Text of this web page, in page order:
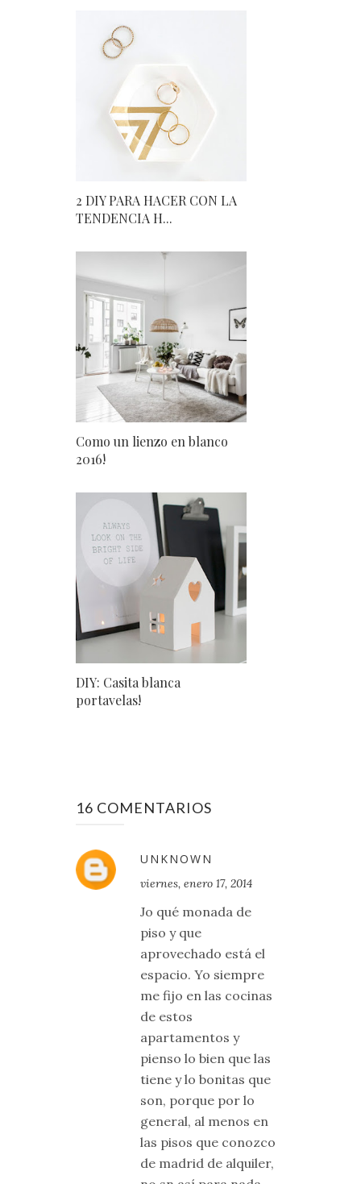
2 DIY PARA HACER CON LA
TENDENCIA H...
Como un lienzo en blanco
2016!
DIY: Casita blanca
portavelas!
16 COMENTARIOS
UNKNOWN
viernes, enero 17, 2014
Jo qué monada de
piso y que
aprovechado está el
espacio. Yo siempre
me fijo en las cocinas
de estos
apartamentos y
pienso lo bien que las
tiene y lo bonitas que
son, porque por lo
general, al menos en
las pisos que conozco
de madrid de alquiler,